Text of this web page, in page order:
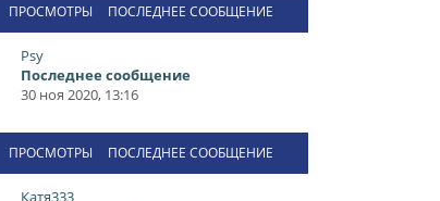
ПРОСМОТРЫ ПОСЛЕДНЕЕ СООБЩЕНИЕ
Psy
Последнее сообщение
30 ноя 2020, 13:16
ПРОСМОТРЫ ПОСЛЕДНЕЕ СООБЩЕНИЕ
Катя333